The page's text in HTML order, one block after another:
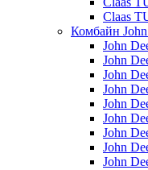
Claas
Комбайн
John
John
John
John
John
John
John
John
John